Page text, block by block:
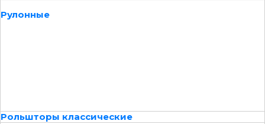
Рулонные
Рольшторы классические